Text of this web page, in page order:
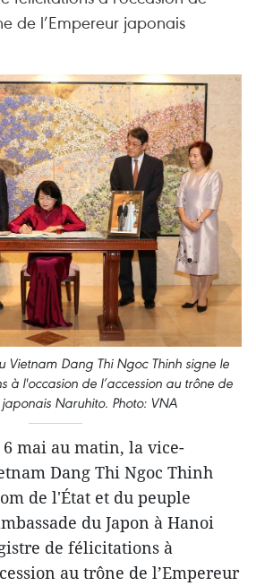
de l’Empereur japonais
Vietnam Dang Thi Ngoc Thinh signe le
à l'occasion de l’accession au trône de
japonais Naruhito. Photo: VNA
mai au matin, la vice-
Dang Thi Ngoc Thinh
de l'État et du peuple
du Japon à Hanoi
de félicitations à
au trône de l’Empereur